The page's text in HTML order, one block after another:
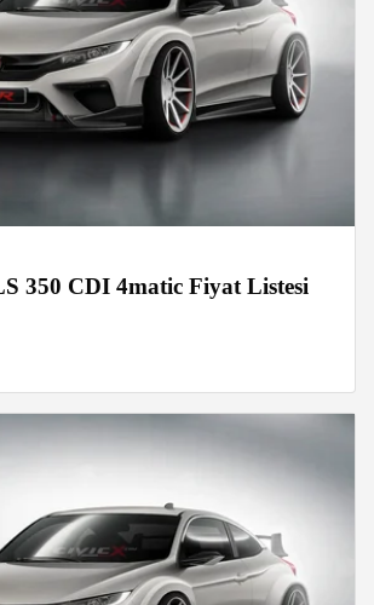
350 CDI 4matic Fiyat Listesi